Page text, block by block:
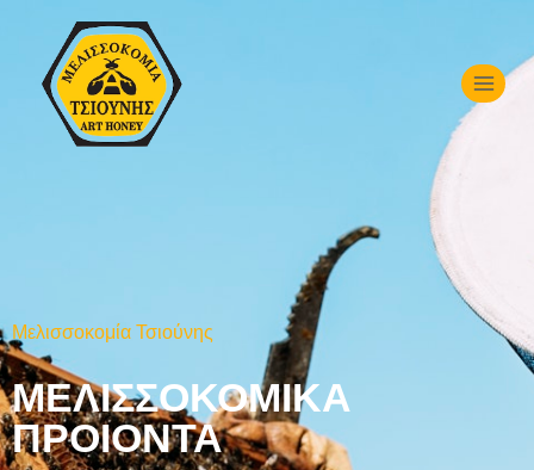
Μελισσοκομία Τσιούνης
ΜΕΛΙΣΣΟΚΟΜΙΚΑ
ΠΡΟΙΟΝΤΑ